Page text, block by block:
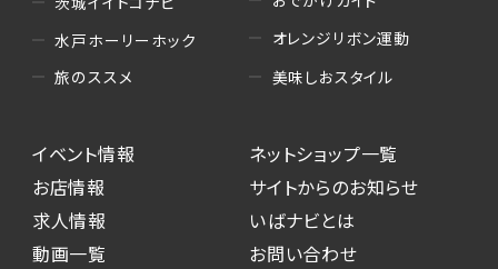
び発送 ・ユーザーの趣向や属性情報等の分析
（5）広告主への問い合わせ・応募等への対応
・本サービスを通じて求人広告に応募した際の
選考に関する連絡
・本サービスを通じて店舗への来店予約を登録
した際の内容確認、返答
水戸ホーリーホック
旅のススメ
オレンジリボン運動
美味しおスタイル
イベント情報
お店情報
求人情報
動画一覧
ネットショップ一覧
サイトからのお知らせ
いばナビとは
お問い合わせ